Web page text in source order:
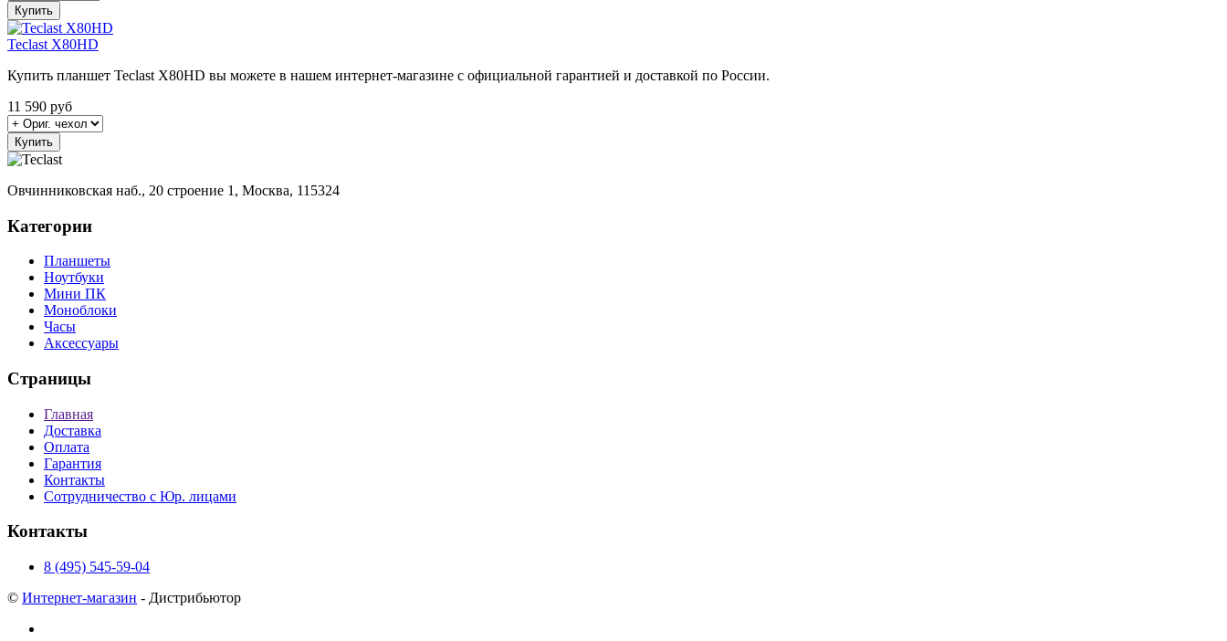
Купить
Teclast X80HD
Купить планшет Teclast X80HD вы можете в нашем интернет-магазине с официальной гарантией и доставкой по России.
11 590 руб
Купить
Овчинниковская наб., 20 строение 1, Москва, 115324
Категории
Планшеты
Ноутбуки
Мини ПК
Моноблоки
Часы
Аксессуары
Страницы
Главная
Доставка
Оплата
Гарантия
Контакты
Сотрудничество с Юр. лицами
Контакты
8 (495) 545-59-04
© Интернет-магазин - Дистрибьютор